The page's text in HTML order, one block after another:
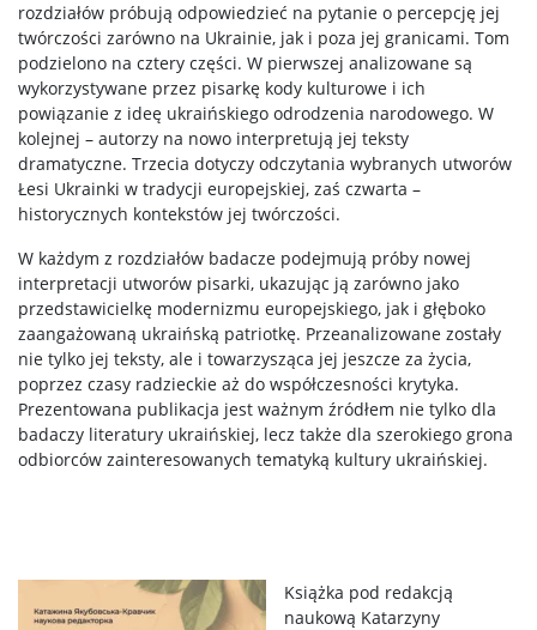
rozdziałów próbują odpowiedzieć na pytanie o percepcję jej
twórczości zarówno na Ukrainie, jak i poza jej granicami. Tom
podzielono na cztery części. W pierwszej analizowane są
wykorzystywane przez pisarkę kody kulturowe i ich
powiązanie z ideę ukraińskiego odrodzenia narodowego. W
kolejnej – autorzy na nowo interpretują jej teksty
dramatyczne. Trzecia dotyczy odczytania wybranych utworów
Łesi Ukrainki w tradycji europejskiej, zaś czwarta –
historycznych kontekstów jej twórczości.
W każdym z rozdziałów badacze podejmują próby nowej
interpretacji utworów pisarki, ukazując ją zarówno jako
przedstawicielkę modernizmu europejskiego, jak i głęboko
zaangażowaną ukraińską patriotkę. Przeanalizowane zostały
nie tylko jej teksty, ale i towarzysząca jej jeszcze za życia,
poprzez czasy radzieckie aż do współczesności krytyka.
Prezentowana publikacja jest ważnym źródłem nie tylko dla
badaczy literatury ukraińskiej, lecz także dla szerokiego grona
odbiorców zainteresowanych tematyką kultury ukraińskiej.
Książka pod redakcją
naukową Katarzyny